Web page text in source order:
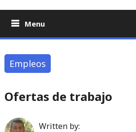
Menu
Empleos
Ofertas de trabajo
Written by: